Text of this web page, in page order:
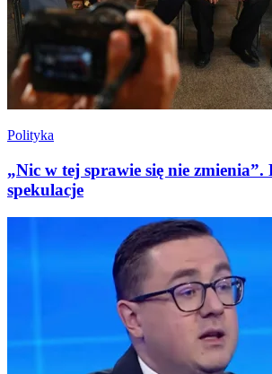
Polityka
„Nic w tej sprawie się nie zmienia”.
spekulacje